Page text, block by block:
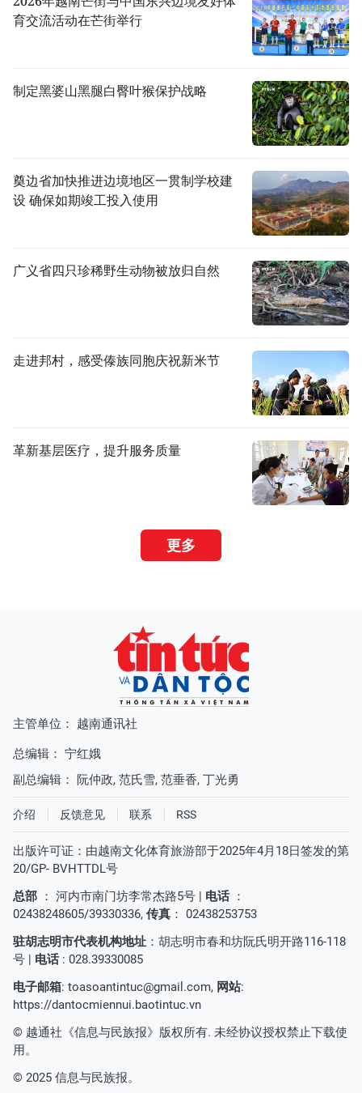
育交流活动在芒街举行
制定黑婆山黑腿白臀叶猴保护战略
奠边省加快推进边境地区一贯制学校建
设 确保如期竣工投入使用
广义省四只珍稀野生动物被放归自然
走进邦村，感受傣族同胞庆祝新米节
革新基层医疗，提升服务质量
更多
主管单位： 越南通讯社
总编辑： 宁红娥
副总编辑： 阮仲政, 范氏雪, 范垂香, 丁光勇
介绍 反馈意见 联系 RSS
出版许可证：由越南文化体育旅游部于2025年4月18日签发的第
20/GP- BVHTTDL号
总部 ： 河内市南门坊李常杰路5号 | 电话 ：
02438248605/39330336, 传真 ： 02438253753
驻胡志明市代表机构地址 ：胡志明市春和坊阮氏明开路116-118
号 | 电话 : 028.39330085
电子邮箱: toasoantintuc@gmail.com, 网站:
https://dantocmiennui.baotintuc.vn
© 越通社《信息与民族报》版权所有. 未经协议授权禁止下载使
用。
© 2025 信息与民族报。